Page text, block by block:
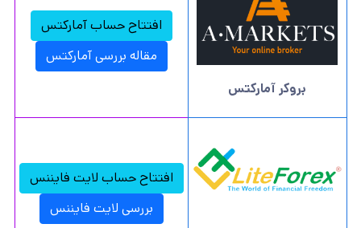
بروکر آمارکتس
افتتاح حساب آمارکتس
مقاله بررسی آمارکتس
افتتاح حساب لایت فایننس
بررسی لایت فایننس